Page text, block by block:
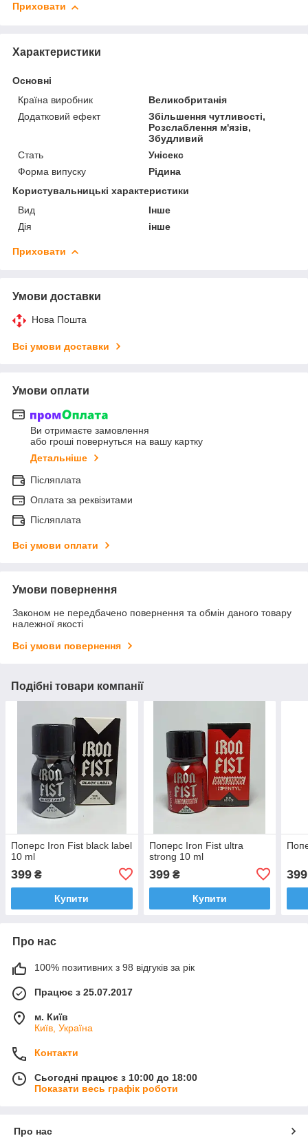
Приховати
Характеристики
Основні
Країна виробник
Великобританія
Додатковий ефект
Збільшення чутливості,
Розслаблення м'язів,
Збудливий
Стать
Унісекс
Форма випуску
Рідина
Користувальницькі характеристики
Вид
Інше
Дія
інше
Приховати
Умови доставки
Нова Пошта
Всі умови доставки
Умови оплати
Ви отримаєте замовлення
або гроші повернуться на вашу картку
Детальніше
Післяплата
Оплата за реквізитами
Післяплата
Всі умови оплати
Умови повернення
Законом не передбачено повернення та обмін даного товару
належної якості
Всі умови повернення
Подібні товари компанії
Поперс Iron Fist black label
10 ml
399 ₴
Купити
Поперс Iron Fist ultra
strong 10 ml
399₴
Купити
399
Про нас
100% позитивних з 98 відгуків за рік
Працює з 25.07.2017
м. Київ
Київ, Україна
Контакти
Сьогодні працює з 10:00 до 18:00
Показати весь графік роботи
Про нас